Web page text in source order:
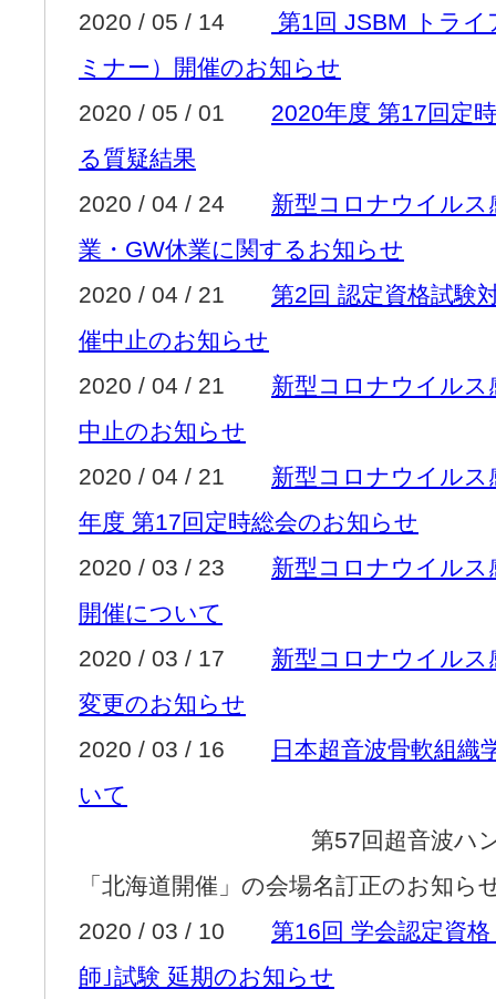
2020 / 05 / 14
第1回 JSBM トラ
ミナー）開催のお知らせ
2020 / 05 / 01 2020年度 第17回定
る質疑結果
2020 / 04 / 24 新型コロナウイルス
業・GW休業に関するお知らせ
2020 / 04 / 21 第2回 認定資格試験
催中止のお知らせ
2020 / 04 / 21 新型コロナウイルス
中止のお知らせ
2020 / 04 / 21 新型コロナウイルス
年度 第17回定時総会のお知らせ
2020 / 03 / 23 新型コロナウイルス
開催について
2020 / 03 / 17 新型コロナウイルス
変更のお知らせ
2020 / 03 / 16
日本超音波骨軟組織
いて
第57回超音波ハンズオ
「北海道開催」の会場名訂正のお知ら
2020 / 03 / 10 第16回 学会認定資
師｣試験 延期のお知らせ